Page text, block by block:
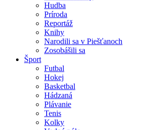
Hudba
Príroda
Reportáž
Knihy
Narodili sa v Piešťanoch
Zosobášili sa
Šport
Futbal
Hokej
Basketbal
Hádzaná
Plávanie
Tenis
Kolky